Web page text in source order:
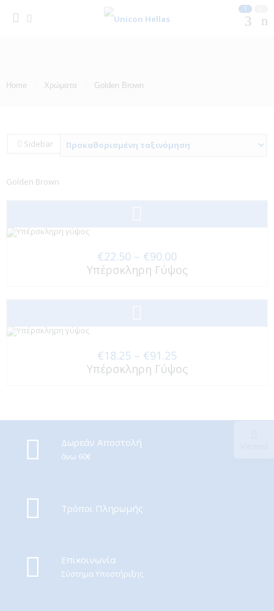
1
Home Χρώματα Golden Brown
Sidebar
Golden Brown
€22.50 – €90.00
range:
Υπέρσκληρη Γύψος
€18.25 – €91.25
range:
Υπέρσκληρη Γύψος
Δωρεάν Αποστολή
άνω 60€
Τρόποι Πληρωμής
Eπικοινωνία
Σύστημα Υποστήριξης